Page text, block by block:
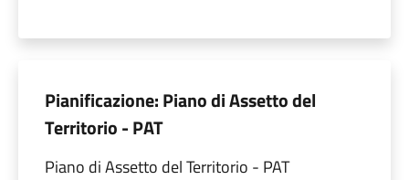
Pianificazione: Piano di Assetto del
Territorio - PAT
Piano di Assetto del Territorio - PAT